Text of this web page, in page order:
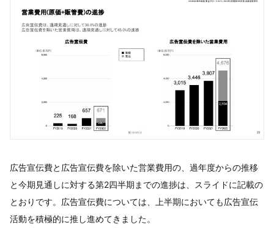
広告宣伝費と広告宣伝費を除いた営業費用の、過年度からの推移
と今期見通しに対する第2四半期までの進捗は、スライドに記載の
とおりです。広告宣伝費については、上半期においても広告宣伝
活動を積極的に推し進めてきました。